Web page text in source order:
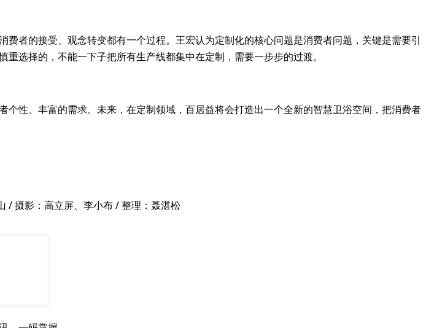
者的接受、观念转变都有一个过程。王宏认为定制化的核心问题是消费者问题，关键是需要引
选择的，不能一下子把所有生产线都集中在定制，需要一步步的过渡。
性、丰富的需求。未来，在定制领域，百居益将会打造出一个全新的智慧卫浴空间，把消费者
/ 摄影：高立屏、李小布 / 整理：聂湛松